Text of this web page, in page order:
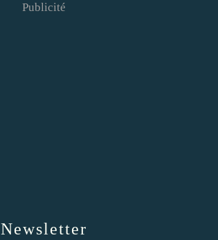
Newsletter
Publicité